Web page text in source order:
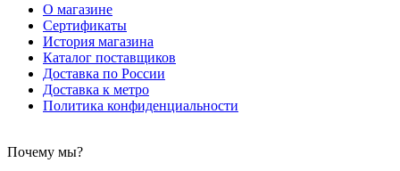
О магазине
Сертификаты
История магазина
Каталог поставщиков
Доставка по России
Доставка к метро
Политика конфиденциальности
Почему мы?